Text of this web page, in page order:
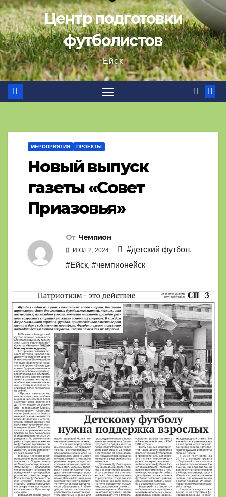
Центр подготовки
футболистов
Ейск
МЕРОПРИЯТИЯ ПРОЕКТЫ
Новый выпуск
газеты «Совет
Приазовья»
От Чемпион
ИЮЛ 2, 2024 #детский футбол,
#Ейск, #чемпионейск